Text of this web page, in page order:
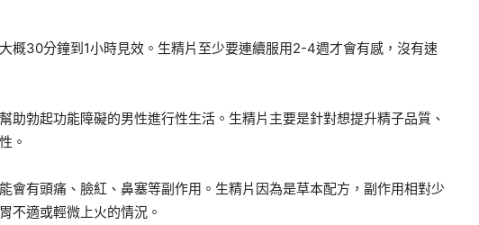
概30分鐘到1小時見效。生精片至少要連續服用2-4週才會有感，沒有速
助勃起功能障礙的男性進行性生活。生精片主要是針對想提升精子品質、
。
會有頭痛、臉紅、鼻塞等副作用。生精片因為是草本配方，副作用相對少
不適或輕微上火的情況。